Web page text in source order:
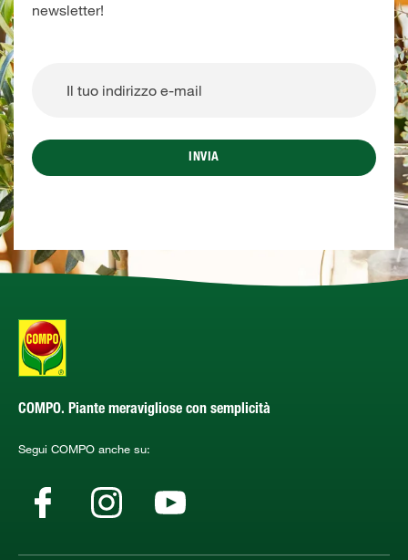
newsletter!
INVIA
COMPO. Piante meravigliose con semplicità
Segui COMPO anche su: